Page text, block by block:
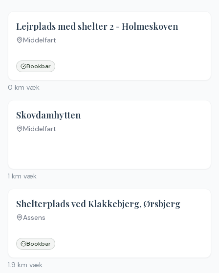
Lejrplads med shelter 2 - Holmeskoven
Middelfart
Bookbar
0 km væk
Skovdamhytten
Middelfart
1 km væk
4.6
Shelterplads ved Klakkebjerg, Ørsbjerg
Assens
Bookbar
1.9 km væk